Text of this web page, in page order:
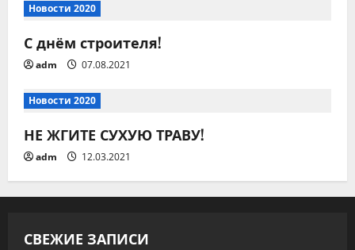
з
а
п
и
с
я
м
Новости 2020
С днём строителя!
adm 07.08.2021
Новости 2020
НЕ ЖГИТЕ СУХУЮ ТРАВУ!
adm 12.03.2021
СВЕЖИЕ ЗАПИСИ